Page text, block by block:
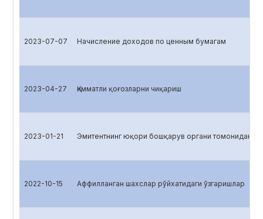
2023-07-07 Начисление доходов по ценным бумагам
2023-04-27 Қимматли қоғозларни чиқариш
2023-01-21 Эмитентнинг юқори бошқарув органи томонидан
2022-10-15 Аффилланган шахслар рўйхатидаги ўзгаришлар